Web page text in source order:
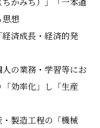
思想
済成長・経済的発
の業務・学習等にお
効率化」し「生産
製造工程の「機械